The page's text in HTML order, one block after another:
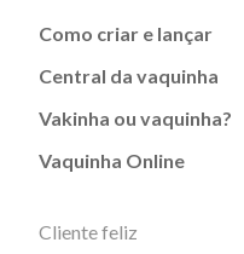
Como criar e lançar
Central da vaquinha
Vakinha ou vaquinha?
Vaquinha Online
Cliente feliz